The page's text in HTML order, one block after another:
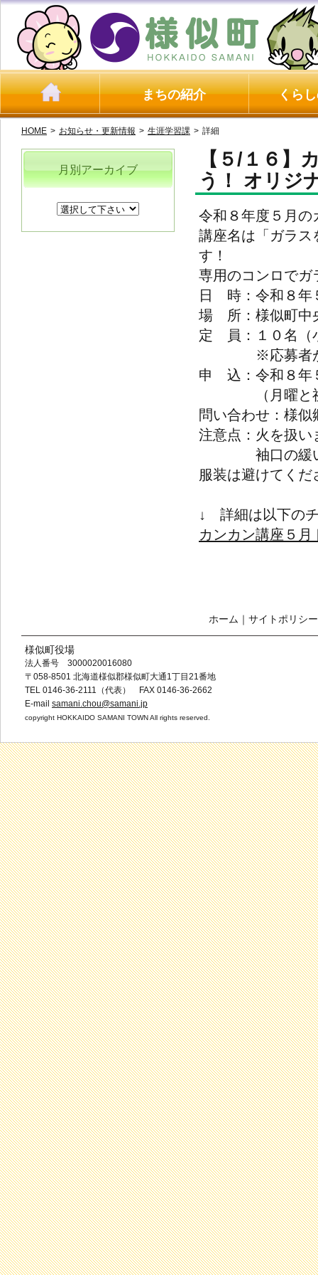
まちの紹介 くら
HOME > お知らせ・更新情報 > 生涯学習課 > 詳細
【５/１６】
う！ オリジ
令和８年度５月の
講座名は「ガラス
す！
専用のコンロでガ
日 時：令和８年
場 所：様似町中
定 員：１０名（
※応募者が多
申 込：令和８年
（月曜と祝日
問い合わせ：様
注意点：火を扱い
袖口の緩い服
服装は避けてくだ
↓ 詳細は以下の
カンカン講座５
月別アーカイブ
ホーム ｜ サイトポリシー
様似町役場
法人番号 3000020016080
〒058-8501 北海道様似郡様似町大通1丁目21番地
TEL 0146-36-2111（代表） FAX 0146-36-2662
E-mail samani.chou@samani.jp
copyright HOKKAIDO SAMANI TOWN All rights reserved.